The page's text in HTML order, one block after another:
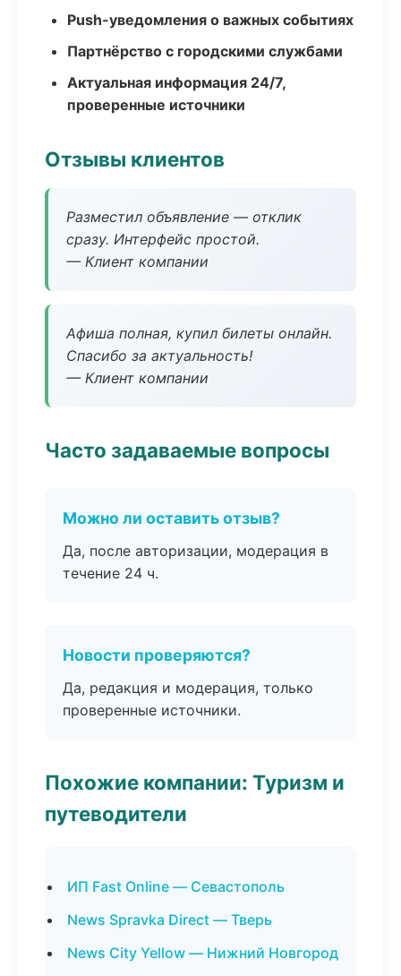
Push-уведомления о важных событиях
Партнёрство с городскими службами
Актуальная информация 24/7,
проверенные источники
Отзывы клиентов
Разместил объявление — отклик
сразу. Интерфейс простой.
— Клиент компании
Афиша полная, купил билеты онлайн.
Спасибо за актуальность!
— Клиент компании
Часто задаваемые вопросы
Можно ли оставить отзыв?
Да, после авторизации, модерация в
течение 24 ч.
Новости проверяются?
Да, редакция и модерация, только
проверенные источники.
Похожие компании: Туризм и
путеводители
ИП Fast Online — Севастополь
News Spravka Direct — Тверь
News City Yellow — Нижний Новгород